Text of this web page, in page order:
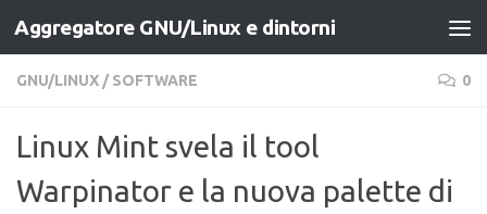
Salta al contenuto
Aggregatore GNU/Linux e dintorni
GNU/LINUX / SOFTWARE 0
Linux Mint svela il tool
Warpinator e la nuova palette di